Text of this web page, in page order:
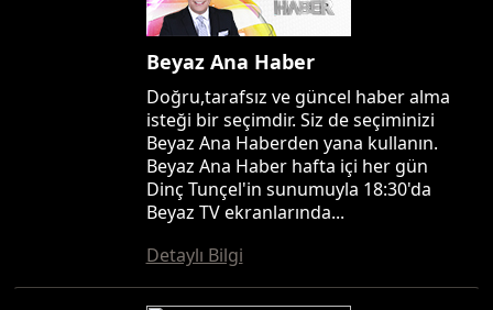
Beyaz Ana Haber
Doğru,tarafsız ve güncel haber alma
isteği bir seçimdir. Siz de seçiminizi
Beyaz Ana Haberden yana kullanın.
Beyaz Ana Haber hafta içi her gün
Dinç Tunçel'in sunumuyla 18:30'da
Beyaz TV ekranlarında...
Detaylı Bilgi